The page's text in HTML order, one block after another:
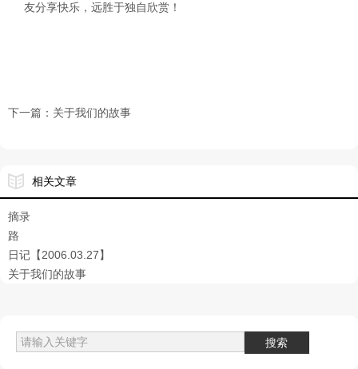
友分享快乐，远胜于独自欣赏！
下一篇： 关于我们的故事
相关文章
摘录
路
日记【2006.03.27】
关于我们的故事